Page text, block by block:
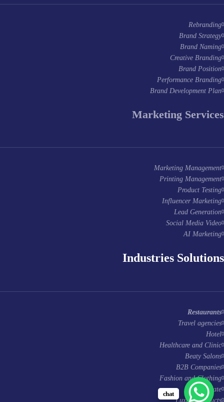
Rebranding
Brand Strategy
Brand Naming
Creative Branding
Brand Position
Performance Branding
Brand Development Plan
Marketing Services
Marketing Management
Printing Management
Product Testing
Influencer Marketing
Lead Generation
Social Media Video
AI Marketing
Industries Solutions
Restaurants
Travel agencies
Hotel
Healthcare and Clinic
Beaty Salons
B2B Companies
Fashion and Clothing
Real Estate
Luxury Products
chat